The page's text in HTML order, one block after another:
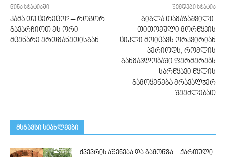
წინა სტატიაში
კამა თუ ცერეცო? – როგორ
გავარჩიოთ ეს ორი
მცენარე ერთმანეთისგან
შემდეგი სტატია
გიგლა თამაზაშვილი:
თითოეული მორწყვის
ციკლი მოიცავს ორკვირიან
პერიოდს, რომლის
განმავლობაში ფერმერებს
სარწყავი წყლის
გამოყენება მრავალჯერ
შეეძლებათ
მსგავსი სიახლეები
ქვევრის აშენება და გამოწვა – ქართული